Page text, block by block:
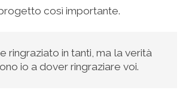
così importante.
ringraziato in tanti, ma la verità
io a dover ringraziare voi.